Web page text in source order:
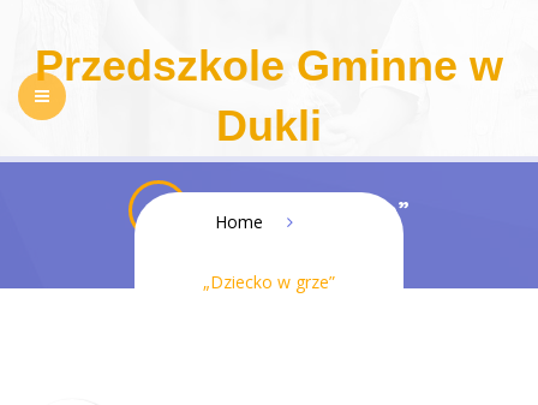
Przedszkole Gminne w
Dukli
NASZE PRZEDSZKOLE REKRUTACJA
„Dziecko w grze”
Home
„Dziecko w grze”